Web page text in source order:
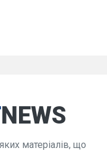
NEWS
матеріалів, що